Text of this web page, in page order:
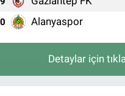
Alanyaspor
Detaylar için